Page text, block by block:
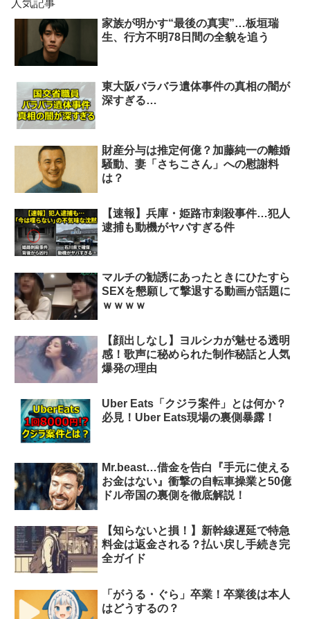
人気記事
家族が明かす“最後の真実”…板垣瑞
生、行方不明78日間の全貌を追う
東大阪バラバラ遺体事件の真相の闇が
深すぎる…
財産分与は推定何億？加藤純一の離婚
騒動、妻「さちこさん」への慰謝料
は？
【速報】兵庫・姫路市刺殺事件…犯人
逮捕も動機がヤバすぎる件
マルチの勧誘にあったときにひたすら
SEXを懇願して撃退する動画が話題に
ｗｗｗｗ
【顔出しなし】ヨルシカが魅せる透明
感！歌声に秘められた制作秘話と人気
爆発の理由
Uber Eats「クジラ案件」とは何か？
必見！Uber Eats現場の裏側暴露！
Mr.beast…借金を告白『手元に使える
お金はない』衝撃の自転車操業と50億
ドル帝国の裏側を徹底解説！
【知らないと損！】新幹線遅延で特急
料金は返金される？払い戻し手続き完
全ガイド
「がうる・ぐら」卒業！卒業後は本人
はどうするの？